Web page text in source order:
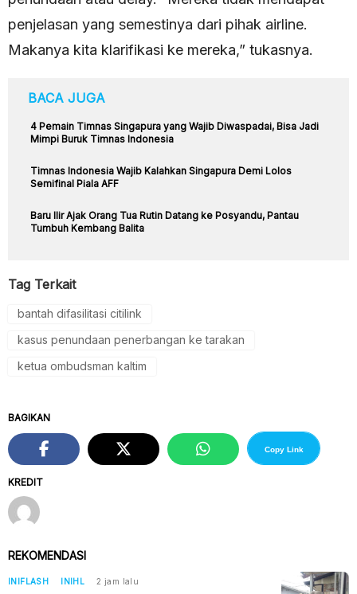
penjelasan yang semestinya dari pihak airline.
Makanya kita klarifikasi ke mereka,” tukasnya.
BACA JUGA
4 Pemain Timnas Singapura yang Wajib Diwaspadai, Bisa Jadi
Mimpi Buruk Timnas Indonesia
Timnas Indonesia Wajib Kalahkan Singapura Demi Lolos
Semifinal Piala AFF
Baru Ilir Ajak Orang Tua Rutin Datang ke Posyandu, Pantau
Tumbuh Kembang Balita
Tag Terkait
bantah difasilitasi citilink
kasus penundaan penerbangan ke tarakan
ketua ombudsman kaltim
KREDIT
BAGIKAN
Copy Link
REKOMENDASI
INIFLASH INIHL 2 jam lalu